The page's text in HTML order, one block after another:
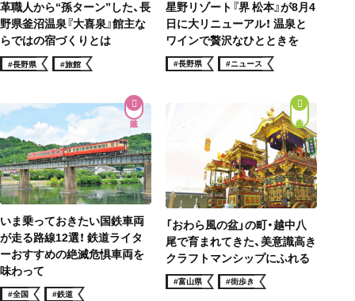
革職人から“孫ターン”した、長
野県釜沼温泉『大喜泉』館主な
らではの宿づくりとは
#長野県 #旅館
星野リゾート『界 松本』が8月4
日に大リニューアル！ 温泉と
ワインで贅沢なひとときを
#長野県 #ニュース
いま乗っておきたい国鉄車両
が走る路線12選！ 鉄道ライタ
ーおすすめの絶滅危惧車両を
味わって
#全国 #鉄道
街歩き
「おわら風の盆」の町・越中八
尾で育まれてきた、美意識高き
クラフトマンシップにふれる
#富山県 #街歩き